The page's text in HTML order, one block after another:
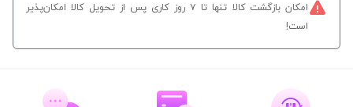
امکان بازگشت کالا تنها تا ۷ روز کاری پس از تحویل کالا امکان‌پذیر
است!